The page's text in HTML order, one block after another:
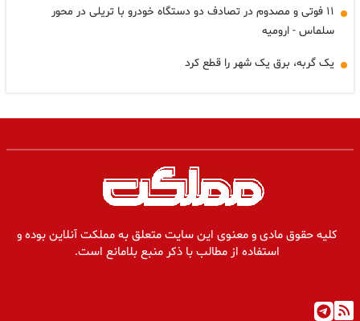
۱۱ فوتی و مصدوم در تصادف دو دستگاه خودرو با تریلی در محور
سلماس - ارومیه
یک گربه، برق یک شهر را قطع کرد
کلیه حقوق مادی و معنوی این سایت متعلق به مملکت آنلاین بوده و
استفاده از مطالب با ذکر منبع بلامانع است.